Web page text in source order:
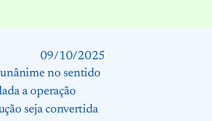
09/10/2025
no sentido
a operação
seja convertida